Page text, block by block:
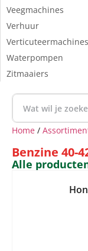
Veegmachines
Verhuur
Verticuteermachines
Waterpompen
Zitmaaiers
Home /
Benzine 40-
Alle